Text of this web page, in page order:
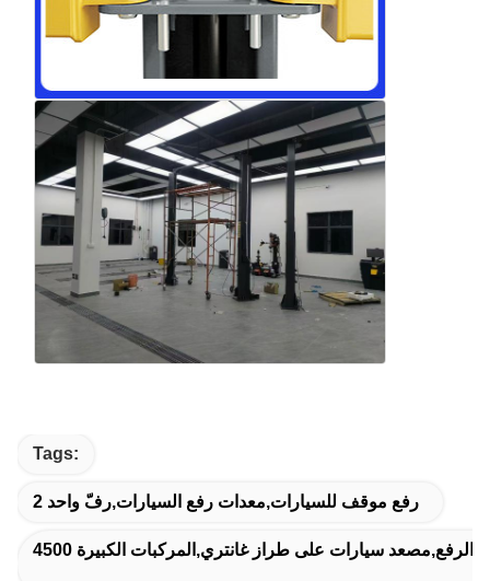
Tags:
2 رفع موقف للسيارات,معدات رفع السيارات,رفّ واحد
من الرفع,مصعد سيارات على طراز غانتري,المركبات الكبيرة